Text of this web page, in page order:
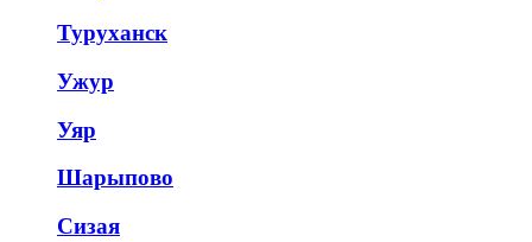
Туруханск
Ужур
Уяр
Шарыпово
Сизая